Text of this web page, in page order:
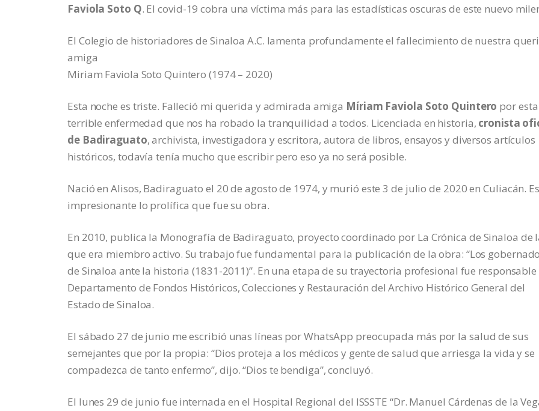
Faviola Soto Q. El covid-19 cobra una víctima más para las estadísticas oscuras de este nuevo
El Colegio de historiadores de Sinaloa A.C. lamenta profundamente el fallecimiento de nuestra
amiga
Miriam Faviola Soto Quintero (1974 – 2020)
Esta noche es triste. Falleció mi querida y admirada amiga Míriam Faviola Soto Quintero por esta
terrible enfermedad que nos ha robado la tranquilidad a todos. Licenciada en historia, cronista
de Badiraguato, archivista, investigadora y escritora, autora de libros, ensayos y diversos artículos
históricos, todavía tenía mucho que escribir pero eso ya no será posible.
Nació en Alisos, Badiraguato el 20 de agosto de 1974, y murió este 3 de julio de 2020 en Culiacán. Es
impresionante lo prolífica que fue su obra.
En 2010, publica la Monografía de Badiraguato, proyecto coordinado por La Crónica de Sinaloa de
que era miembro activo. Su trabajo fue fundamental para la publicación de la obra: “Los
de Sinaloa ante la historia (1831-2011)”. En una etapa de su trayectoria profesional fue
Departamento de Fondos Históricos, Colecciones y Restauración del Archivo Histórico General del
Estado de Sinaloa.
El sábado 27 de junio me escribió unas líneas por WhatsApp preocupada más por la salud de sus
semejantes que por la propia: “Dios proteja a los médicos y gente de salud que arriesga la vida y se
compadezca de tanto enfermo”, dijo. “Dios te bendiga”, concluyó.
El lunes 29 de junio fue internada en el Hospital Regional del ISSSTE “Dr. Manuel Cárdenas de la